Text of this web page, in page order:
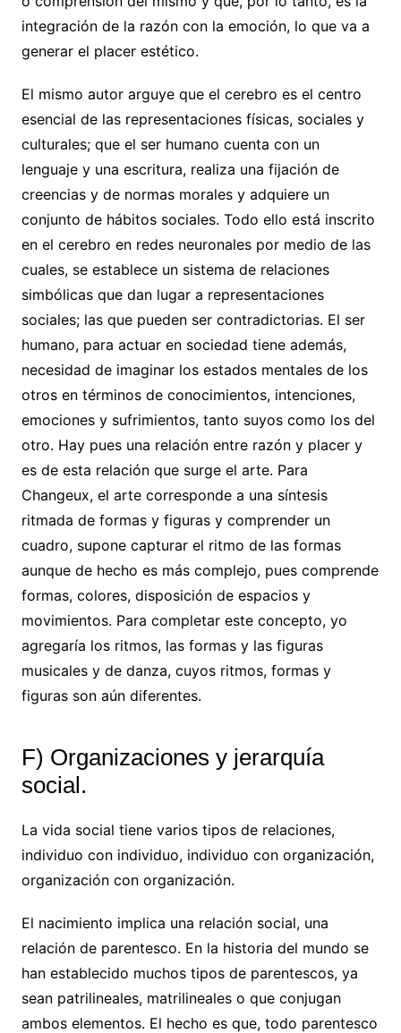
integración de la razón con la emoción, lo que va a
generar el placer estético.
El mismo autor arguye que el cerebro es el centro
esencial de las representaciones físicas, sociales y
culturales; que el ser humano cuenta con un
lenguaje y una escritura, realiza una fijación de
creencias y de normas morales y adquiere un
conjunto de hábitos sociales. Todo ello está inscrito
en el cerebro en redes neuronales por medio de las
cuales, se establece un sistema de relaciones
simbólicas que dan lugar a representaciones
sociales; las que pueden ser contradictorias. El ser
humano, para actuar en sociedad tiene además,
necesidad de imaginar los estados mentales de los
otros en términos de conocimientos, intenciones,
emociones y sufrimientos, tanto suyos como los del
otro. Hay pues una relación entre razón y placer y
es de esta relación que surge el arte. Para
Changeux, el arte corresponde a una síntesis
ritmada de formas y figuras y comprender un
cuadro, supone capturar el ritmo de las formas
aunque de hecho es más complejo, pues comprende
formas, colores, disposición de espacios y
movimientos. Para completar este concepto, yo
agregaría los ritmos, las formas y las figuras
musicales y de danza, cuyos ritmos, formas y
figuras son aún diferentes.
F) Organizaciones y jerarquía
social.
La vida social tiene varios tipos de relaciones,
individuo con individuo, individuo con organización,
organización con organización.
El nacimiento implica una relación social, una
relación de parentesco. En la historia del mundo se
han establecido muchos tipos de parentescos, ya
sean patrilineales, matrilineales o que conjugan
ambos elementos. El hecho es que, todo parentesco